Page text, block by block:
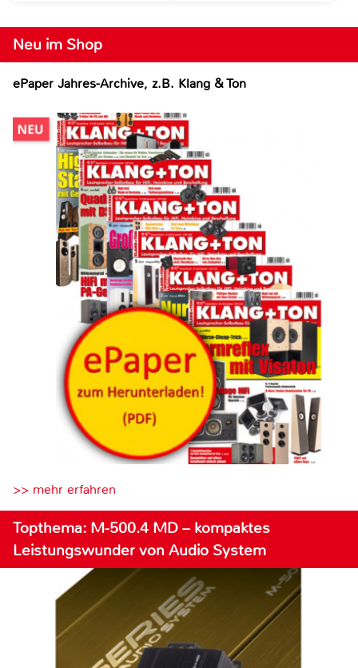
Neu im Shop
ePaper Jahres-Archive, z.B. Klang & Ton
>> mehr erfahren
Topthema: M-500.4 MD – kompaktes
Leistungswunder von Audio System